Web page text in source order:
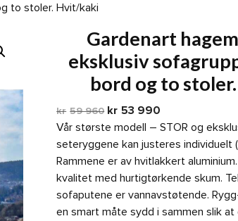
to stoler. Hvit/kaki
Gardenart
eksklusiv
bord og to
kr 59 960 Opprinnelig
pris
var:
kr59
960.
kr 53 990
pris
er:
kr53
990.
Vår største modell – STOR og
seteryggene kan justeres individuelt
Rammene er av hvitlakkert
kvalitet med hurtigtørkende skum.
sofaputene er vannavstøtende.
en smart måte sydd i sammen slik